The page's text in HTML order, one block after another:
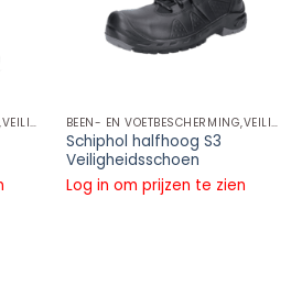
BEEN- EN VOETBESCHERMING,VEILIGHEIDSSSCHOENEN HALFHOOG MODEL,S3 BEEN- EN VOETBESCHERMING,VEILIGHEIDSSSCHOENEN HALFHOOG MODEL,S3
Schiphol halfhoog S3
Veiligheidsschoen
Log in om prijzen te zien